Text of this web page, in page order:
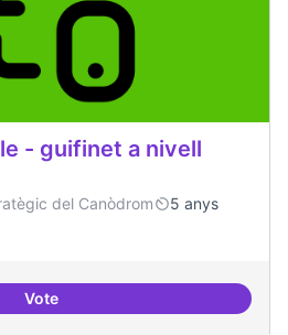
- guifinet a nivell
del Canòdrom
5 anys
VoteModel exportable - guifinet a